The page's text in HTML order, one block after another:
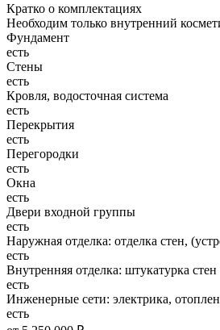
Кратко о комплектациях
Необходим только внутренний
Фундамент
есть
Стены
есть
Кровля, водосточная система
есть
Перекрытия
есть
Перегородки
есть
Окна
есть
Двери входной группы
есть
Наружная отделка: отделка стен,
есть
Внутренняя отделка: штукатурка
есть
Инженерные сети: электрика,
есть